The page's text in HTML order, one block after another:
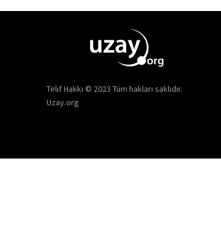
Telif Hakkı © 2023 Tüm hakları saklıdır.
Uzay.org